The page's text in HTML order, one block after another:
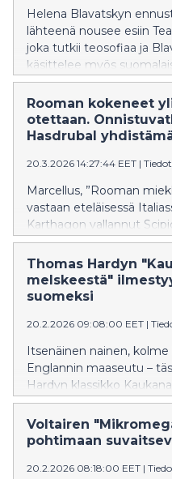
Helena Blavatskyn
lähteenä nousee esiin
joka tutkii teosofiaa ja
käsittelee myös
kautta.
Rooman kokeneet
otettaan.
Hasdrubal
20.3.2026 14:27:44 EET |
Marcellus, ”Rooman
vastaan eteläisessä
Karthagon vallannut
Hasdrubalin. Sitten
nähdä niin Marcellus kuin
rientänyt Hasdrubalkin.
Thomas Hardyn
melskeestä"
suomeksi
20.2.2026 09:08:00 EET |
Itsenäinen nainen, kolme
Englannin maaseutu –
Hardyn klassikko
from the Madding
ensimmäistä kertaa
suomentanut Antti
Salo,
Voltairen
pohtimaan
20.2.2026 08:18:00 EET |